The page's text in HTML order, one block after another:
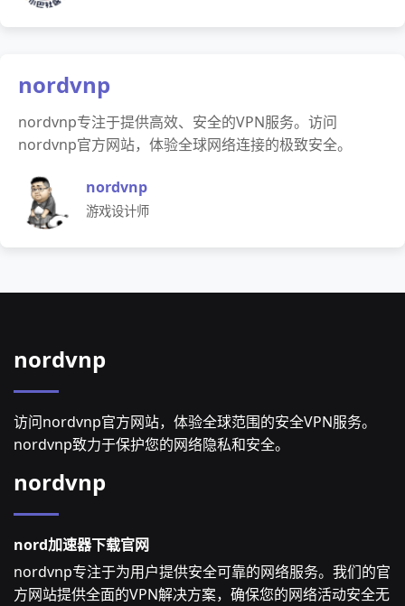
nordvnp
nordvnp专注于提供高效、安全的VPN服务。访问
nordvnp官方网站，体验全球网络连接的极致安全。
nordvnp
游戏设计师
nordvnp
访问nordvnp官方网站，体验全球范围的安全VPN服务。
nordvnp致力于保护您的网络隐私和安全。
nordvnp
nord加速器下载官网
nordvnp专注于为用户提供安全可靠的网络服务。我们的官
方网站提供全面的VPN解决方案，确保您的网络活动安全无